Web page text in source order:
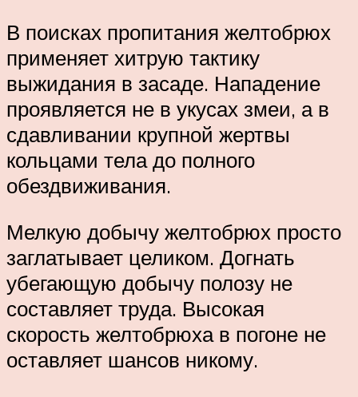
В поисках пропитания желтобрюх
применяет хитрую тактику
выжидания в засаде. Нападение
проявляется не в укусах змеи, а в
сдавливании крупной жертвы
кольцами тела до полного
обездвиживания.
Мелкую добычу желтобрюх просто
заглатывает целиком. Догнать
убегающую добычу полозу не
составляет труда. Высокая
скорость желтобрюха в погоне не
оставляет шансов никому.